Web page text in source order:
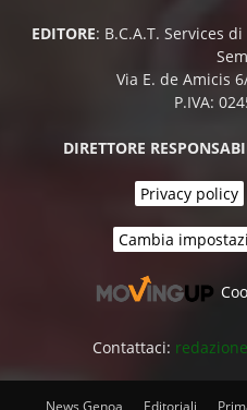
EDITORE: B.C.A.T. Services
Via E. de Amicis
P.IVA:
DIRETTORE
Privacy policy
Cambia
Contattaci: